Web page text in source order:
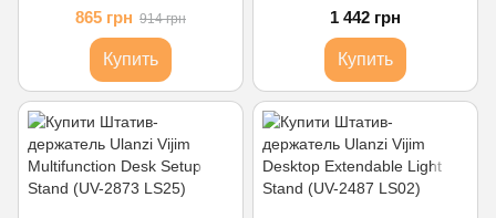
865 грн 914 грн
Купить
1 442 грн
Купить